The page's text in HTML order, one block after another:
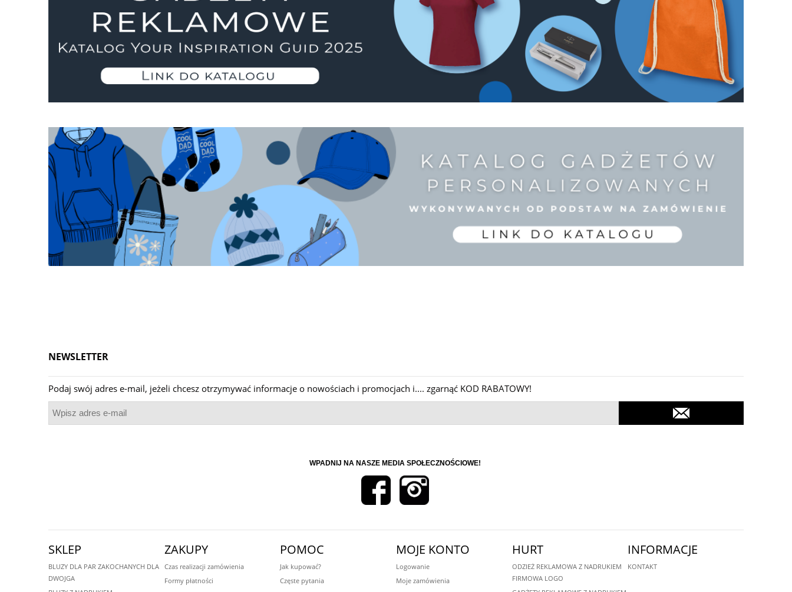
NEWSLETTER
Podaj swój adres e-mail, jeżeli chcesz otrzymywać informacje o nowościach i promocjach i.... zgarnąć KOD RABATOWY!
WPADNIJ NA NASZE MEDIA SPOŁECZNOŚCIOWE!
SKLEP
BLUZY DLA PAR ZAKOCHANYCH DLA
DWOJGA
ZAKUPY
Czas realizacji zamówienia
Formy płatności
POMOC
Jak kupować?
Częste pytania
MOJE KONTO
Logowanie
Moje zamówienia
HURT
ODZIEŻ REKLAMOWA Z NADRUKIEM
FIRMOWA LOGO
INFORMACJE
KONTAKT